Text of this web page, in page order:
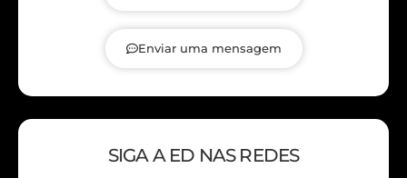
Enviar uma mensagem
SIGA A ED NAS REDES